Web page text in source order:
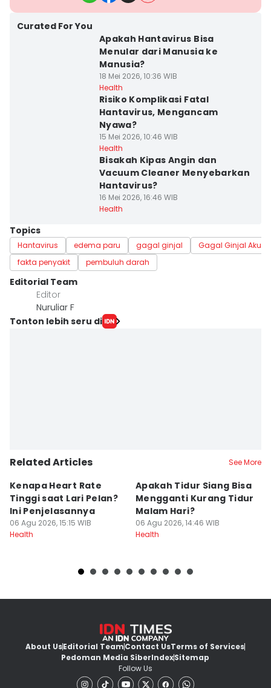
Curated For You
Apakah Hantavirus Bisa
Menular dari Manusia ke
Manusia?
18 Mei 2026, 10:36 WIB
Health
Risiko Komplikasi Fatal
Hantavirus, Mengancam
Nyawa?
15 Mei 2026, 10:46 WIB
Health
Bisakah Kipas Angin dan
Vacuum Cleaner Menyebarkan
Hantavirus?
16 Mei 2026, 16:46 WIB
Health
Topics
Hantavirus edema paru gagal ginjal
Gagal Ginjal Akut
fakta penyakit
pembuluh darah
Editorial Team
Editor
Nuruliar F
Tonton lebih seru di
Related Articles See More
Kenapa Heart Rate
Tinggi saat Lari Pelan?
Ini Penjelasannya
06 Agu 2026, 15:15 WIB
Health
Apakah Tidur Siang Bisa
Mengganti Kurang Tidur
Malam Hari?
06 Agu 2026, 14:46 WIB
Health
About UsEditorial TeamContact UsTerms of Services
Pedoman Media SiberIndexSitemap
Follow Us